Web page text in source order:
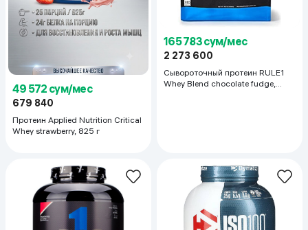
49 572 сум/мес
679 840
Протеин Applied Nutrition Critical
Whey strawberry, 825 г
165 783 сум/мес
2 273 600
Сывороточный протеин RULE1
Whey Blend chocolate fudge,